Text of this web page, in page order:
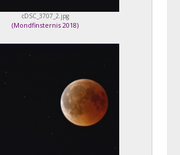
cDSC_3707_2.jpg
(Mondfinsternis 2018)